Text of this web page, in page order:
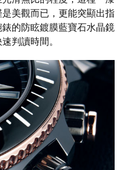
美觀而已，更能突顯出指
的防眩鍍膜藍寶石水晶鏡
判讀時間。